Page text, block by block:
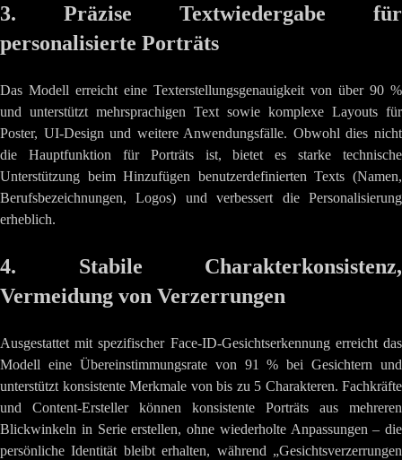
3. Präzise Textwiedergabe für
personalisierte Porträts
Das Modell erreicht eine Texterstellungsgenauigkeit von über 90 %
und unterstützt mehrsprachigen Text sowie komplexe Layouts für
Poster, UI-Design und weitere Anwendungsfälle. Obwohl dies nicht
die Hauptfunktion für Porträts ist, bietet es starke technische
Unterstützung beim Hinzufügen benutzerdefinierten Texts (Namen,
Berufsbezeichnungen, Logos) und verbessert die Personalisierung
erheblich.
4. Stabile Charakterkonsistenz,
Vermeidung von Verzerrungen
Ausgestattet mit spezifischer Face-ID-Gesichtserkennung erreicht das
Modell eine Übereinstimmungsrate von 91 % bei Gesichtern und
unterstützt konsistente Merkmale von bis zu 5 Charakteren. Fachkräfte
und Content-Ersteller können konsistente Porträts aus mehreren
Blickwinkeln in Serie erstellen, ohne wiederholte Anpassungen – die
persönliche Identität bleibt erhalten, während „Gesichtsverzerrungen